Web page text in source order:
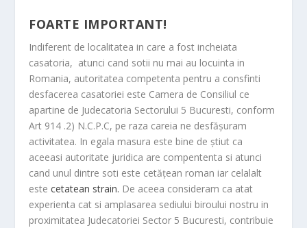
FOARTE IMPORTANT!
Indiferent de localitatea in care a fost incheiata
casatoria, atunci cand sotii nu mai au locuinta in
Romania, autoritatea competenta pentru a consfinti
desfacerea casatoriei este Camera de Consiliul ce
apartine de Judecatoria Sectorului 5 Bucuresti, conform
Art 914 .2) N.C.P.C, pe raza careia ne desfășuram
activitatea. In egala masura este bine de știut ca
aceeasi autoritate juridica are compententa si atunci
cand unul dintre soti este cetățean roman iar celalalt
estecetatean strain. De aceea consideram ca atat
experienta cat si amplasarea sediului biroului nostru in
proximitatea Judecatoriei Sector 5 Bucuresti, contribuie